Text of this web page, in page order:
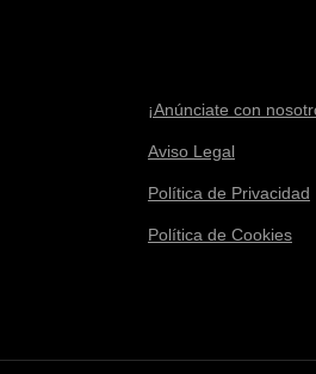
¡Anúnciate con
Aviso Legal
Política de Privacidad
Política de Cookies